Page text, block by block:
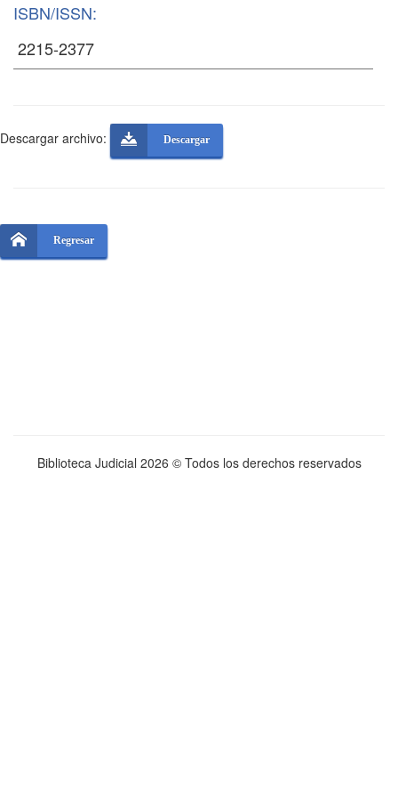
ISBN/ISSN:
Descargar archivo: Descargar
Regresar
Biblioteca Judicial 2026 © Todos los derechos reservados